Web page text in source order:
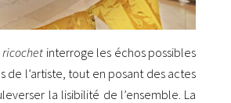
interroge les échos possibles
de l’artiste, tout en posant des actes
la lisibilité de l’ensemble. La